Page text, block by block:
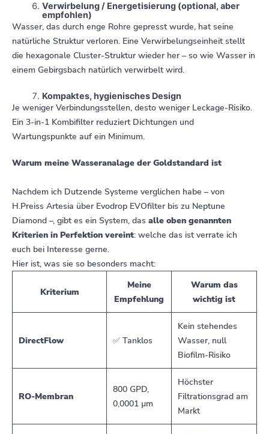
Verwirbelung / Energetisierung (optional, aber
empfohlen)
Wasser, das durch enge Rohre gepresst wurde, hat seine
natürliche Struktur verloren. Eine Verwirbelungseinheit stellt
die hexagonale Cluster-Struktur wieder her – so wie Wasser in
einem Gebirgsbach natürlich verwirbelt wird.
Kompaktes, hygienisches Design
Je weniger Verbindungsstellen, desto weniger Leckage-Risiko.
Ein 3-in-1 Kombifilter reduziert Dichtungen und
Wartungspunkte auf ein Minimum.
Warum meine Wasseranalage der Goldstandard ist
Nachdem ich Dutzende Systeme verglichen habe – von
H.Preiss Artesia über Evodrop EVOfilter bis zu Neptune
Diamond –, gibt es ein System, das alle oben genannten
Kriterien in Perfektion vereint: welche das ist verrate ich
euch bei Interesse gerne.
Hier ist, was sie so besonders macht:
Kriterium
Meine
Empfehlung
Warum das
wichtig ist
DirectFlow ✅ Tanklos
Kein stehendes
Wasser, null
Biofilm-Risiko
RO-Membran
800 GPD,
0,0001 µm
Höchster
Filtrationsgrad am
Markt